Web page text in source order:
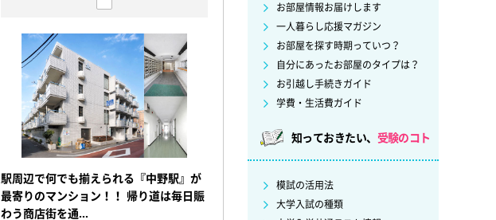
駅周辺で何でも揃えられる『中野駅』が
最寄りのマンション！！ 帰り道は毎日賑
わう商店街を通…
お部屋情報お届けします
一人暮らし応援マガジン
お部屋を探す時期っていつ？
自分にあったお部屋のタイプは？
お引越し手続きガイド
学費・生活費ガイド
知っておきたい、 受験のコト
模試の活用法
大学入試の種類